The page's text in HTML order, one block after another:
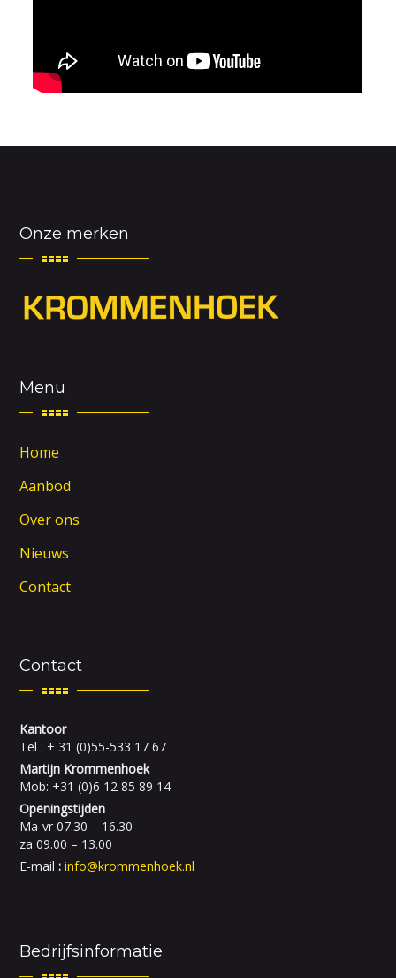
Onze merken
Menu
Home
Aanbod
Over ons
Nieuws
Contact
Contact
Kantoor
Tel : + 31 (0)55-533 17 67
Martijn Krommenhoek
Mob: +31 (0)6 12 85 89 14
Openingstijden
Ma-vr 07.30 – 16.30
za 09.00 – 13.00
E-mail :info@krommenhoek.nl
Bedrijfsinformatie